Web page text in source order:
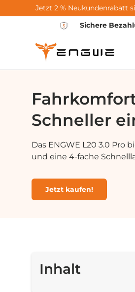
Hoppa till innehållet
Jetzt 2 % Neukundenrabatt
Sichere
Schneller
Das ENGWE L20 3.0 Pro
und eine 4-fache
Jetzt kaufen!
Inhalt